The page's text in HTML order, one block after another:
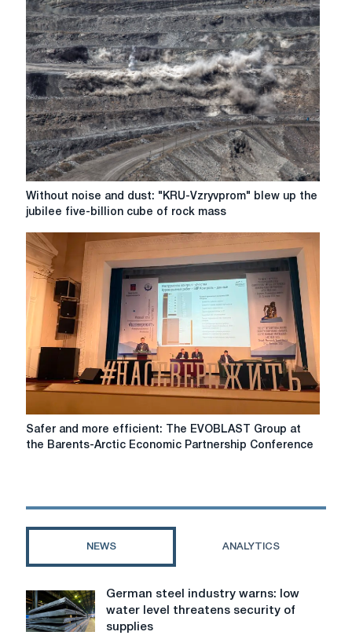
2025"
Meeting
of
Industry
Leaders
at
MiningWorld
Russia
2025
Without
noise
dust:
"KRU-
Vzryvprom"
blew
up
jubilee
five-
billion
cube
mass
Without noise and dust: "KRU-Vzryvprom" blew up the
jubilee five-billion cube of rock mass
Safer
and
EVOBLAST
Barents-
Economic
Partnership
Safer and more efficient: The EVOBLAST Group at
the Barents-Arctic Economic Partnership Conference
NEWS ANALYTICS
German
steel
industry
German steel industry warns: low
water level threatens security of
supplies